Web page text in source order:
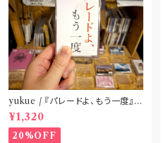
yukue / 『パレードよ、もう一度』
(TAPE)
¥1,320
20%OFF